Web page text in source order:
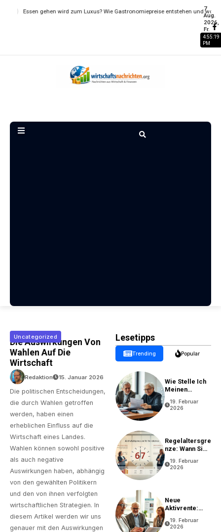
wird zum Luxus? Wie Gastronomiepreise entstehen und worauf…
7
Aug.
2026,
Fr.
4:55:19
PM
Uncategorized
Die Auswirkungen Von
Wahlen Auf Die
Wirtschaft
Redaktion 15. Januar 2026
Die politischen Entscheidungen,
die durch Wahlen getroffen
werden, haben einen
erheblichen Einfluss auf die
Wirtschaft eines Landes.
Wahlen können sowohl positive
als auch negative
Auswirkungen haben, abhängig
von den gewählten Politikern
und den von ihnen verfolgten
wirtschaftlichen Strategien. In
diesem Artikel werden wir uns
genauer mit den Auswirkungen
Lesetipps
Trending Popular
Wie Stelle Ich
Meinen
19. Februar
2026
Regelaltersgre
Nze: Wann Sie
Können
19. Februar
2026
Neue
Aktivrente:
Bedingungen
19. Februar
2026